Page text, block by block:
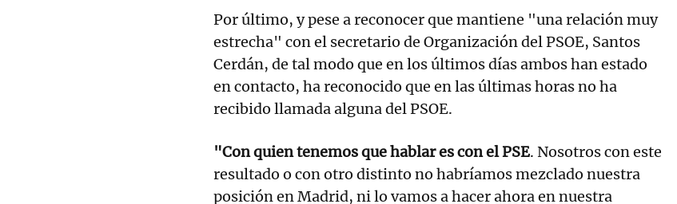
Por último, y pese a reconocer que mantiene "una relación muy
estrecha" con el secretario de Organización del PSOE, Santos
Cerdán, de tal modo que en los últimos días ambos han estado
en contacto, ha reconocido que en las últimas horas no ha
recibido llamada alguna del PSOE.
"Con quien tenemos que hablar es con el PSE. Nosotros con este
resultado o con otro distinto no habríamos mezclado nuestra
posición en Madrid, ni lo vamos a hacer ahora en nuestra